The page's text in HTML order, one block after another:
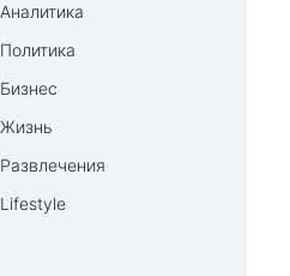
Аналитика
Политика
Бизнес
Жизнь
Развлечения
Lifestyle